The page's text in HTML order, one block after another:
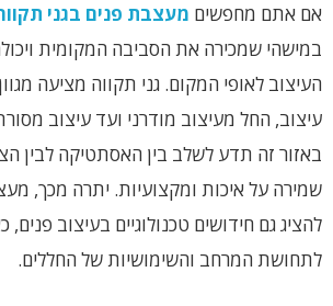
אם אתם מחפשים מעצבת פנים בגני
במישהי שמכירה את הסביבה המקומית
העיצוב לאופי המקום. גני תקווה מציעה
עיצוב, החל מעיצוב מודרני ועד עיצוב
באזור זה תדע לשלב בין האסתטיקה לבין
שמירה על איכות ומקצועיות. יתרה מכך,
להציג גם חידושים טכנולוגיים בעיצוב פנים,
לתחושת המרחב והשימושיות של החללים.